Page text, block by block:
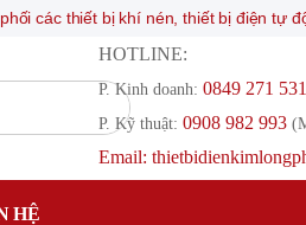
thiết bị khí nén, thiết bị điện tự động
HOTLINE:
P. Kinh doanh: 0849 271 531
P. Kỹ thuật: 0908 982 993​
Email:
HỆ